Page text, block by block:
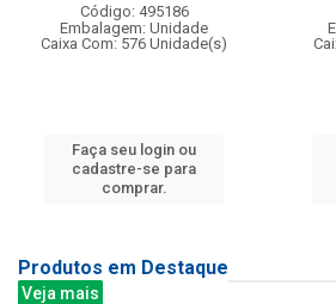
Código: 495186
Embalagem: Unidade
Caixa Com: 576 Unidade(s)
Faça seu login ou
cadastre-se para
comprar.
Produtos em Destaque
Veja mais